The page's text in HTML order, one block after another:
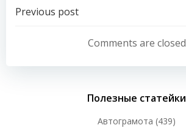
Навигация
записям
Previous post
Comments are closed
Полезные статейки
Автограмота (439)